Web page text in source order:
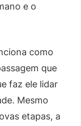
e o
como
que
faz ele lidar
Mesmo
etapas, a